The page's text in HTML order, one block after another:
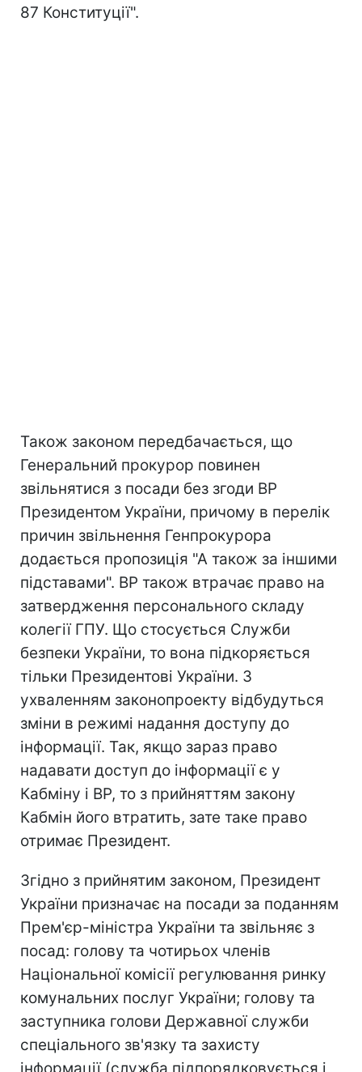
87 Конституції".
Також законом передбачається, що
Генеральний прокурор повинен
звільнятися з посади без згоди ВР
Президентом України, причому в перелік
причин звільнення Генпрокурора
додається пропозиція "А також за іншими
підставами". ВР також втрачає право на
затвердження персонального складу
колегії ГПУ. Що стосується Служби
безпеки України, то вона підкоряється
тільки Президентові України. З
ухваленням законопроекту відбудуться
зміни в режимі надання доступу до
інформації. Так, якщо зараз право
надавати доступ до інформації є у
Кабміну і ВР, то з прийняттям закону
Кабмін його втратить, зате таке право
отримає Президент.
Згідно з прийнятим законом, Президент
України призначає на посади за поданням
Прем'єр-міністра України та звільняє з
посад: голову та чотирьох членів
Національної комісії регулювання ринку
комунальних послуг України; голову та
заступника голови Державної служби
спеціального зв'язку та захисту
інформації (служба підпорядковується і